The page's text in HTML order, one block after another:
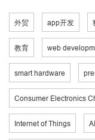
外贸 app开发
教育 web
smart hardware
Consumer Electronics
Internet of Things AI